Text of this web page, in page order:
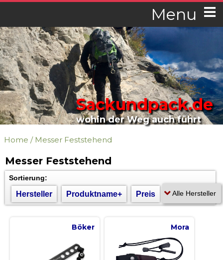
Menu
Sackundpack.de
wohin der Weg auch führt
Home / Messer Feststehend
Messer Feststehend
Sortierung:
Hersteller Produktname+ Preis
Böker Mora